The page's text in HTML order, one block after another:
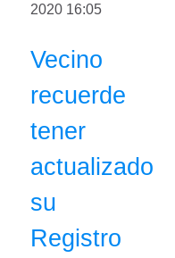
2020 16:05
Vecino
recuerde
tener
actualizado
su
Registro